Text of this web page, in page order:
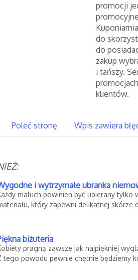
promocji
do
do
zakup
i tańszy.
klientów.
Poleć stronę Wpis zawiera
i wytrzymałe ubranka
maluch powinien być ubierany
który zapewni delikatnej skórze
biżuteria
pragną zawsze jak najpiękniej
tego powodu pewnie chętnie będziemy